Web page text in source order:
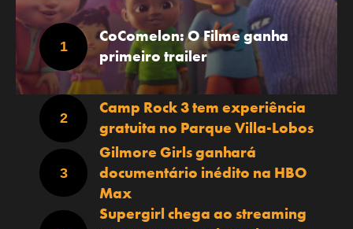
CoComelon: O Filme ganha
primeiro trailer
Camp Rock 3 tem experiência
gratuita no Parque Villa-Lobos
Gilmore Girls ganhará
documentário inédito na HBO
Max
Supergirl chega ao streaming